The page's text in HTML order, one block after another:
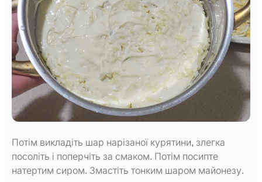
Потім викладіть шар нарізаної курятини, злегка
посоліть і поперчіть за смаком. Потім посипте
натертим сиром. Змастіть тонким шаром майонезу.